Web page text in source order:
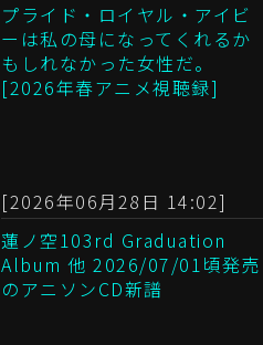
プライド・ロイヤル・アイビ
ーは私の母になってくれるか
もしれなかった女性だ。
[2026年春アニメ視聴録]
[2026年06月28日 14:02]
蓮ノ空103rd Graduation
Album 他 2026/07/01頃発売
のアニソンCD新譜